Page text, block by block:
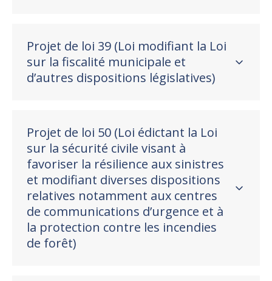
Projet de loi 39 (Loi modifiant la Loi
sur la fiscalité municipale et
d’autres dispositions législatives)
Projet de loi 50 (Loi édictant la Loi
sur la sécurité civile visant à
favoriser la résilience aux sinistres
et modifiant diverses dispositions
relatives notamment aux centres
de communications d’urgence et à
la protection contre les incendies
de forêt)